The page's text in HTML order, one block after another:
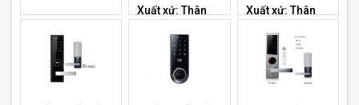
Xuất xứ: Thân
391(H) X
68.5(D)mm
Thân trong
Xuất xứ: Thân
320(H) X
66.8(D)mm
Thân trong